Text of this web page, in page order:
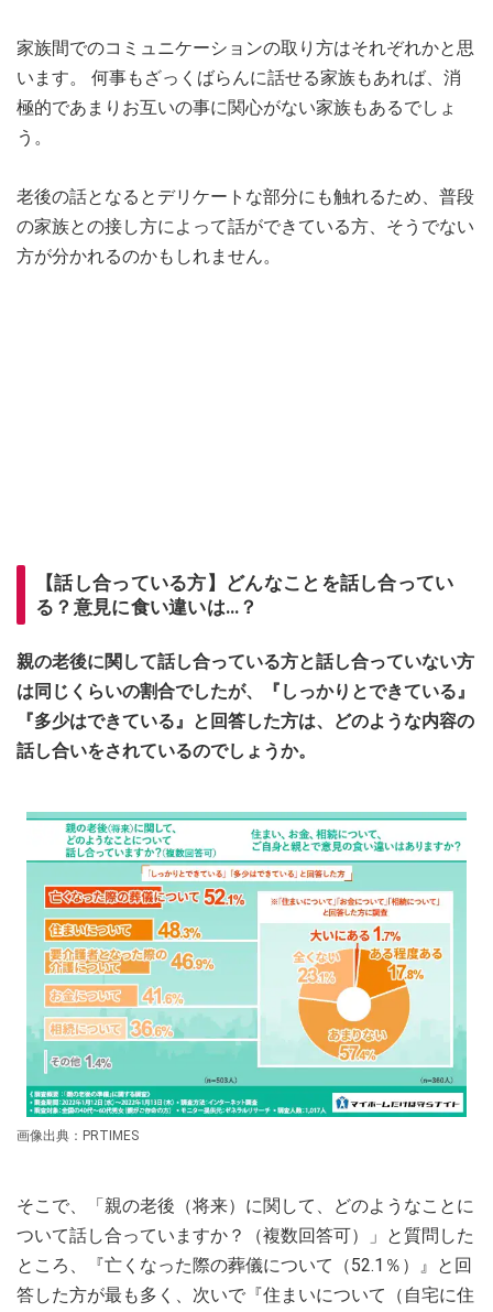
家族間でのコミュニケーションの取り方はそれぞれかと思
います。 何事もざっくばらんに話せる家族もあれば、消
極的であまりお互いの事に関心がない家族もあるでしょ
う。
老後の話となるとデリケートな部分にも触れるため、普段
の家族との接し方によって話ができている方、そうでない
方が分かれるのかもしれません。
【話し合っている方】どんなことを話し合ってい
る？意見に食い違いは…？
親の老後に関して話し合っている方と話し合っていない方
は同じくらいの割合でしたが、『しっかりとできている』
『多少はできている』と回答した方は、どのような内容の
話し合いをされているのでしょうか。
画像出典：PRTIMES
そこで、「親の老後（将来）に関して、どのようなことに
ついて話し合っていますか？（複数回答可）」と質問した
ところ、『亡くなった際の葬儀について（52.1％）』と回
答した方が最も多く、次いで『住まいについて（自宅に住